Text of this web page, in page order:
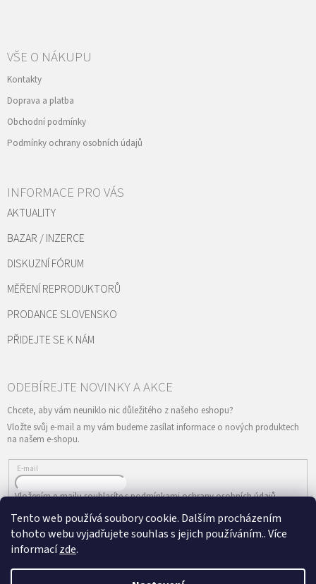
Tento web používá soubory cookie. Dalším procházením
tohoto webu vyjadřujete souhlas s jejich používáním.. Více
informacízde.
VŠE O NÁKUPU
Kontakty
Doprava a platba
Obchodní podmínky
Podmínky ochrany osobních údajů
INFORMACE PRO VÁS
AKTUALITY
BAZAR / INZERCE
DISKUZNÍ FÓRUM
MĚŘENÍ REPRODUKTORŮ
PRODANCE SLOVENSKO
PŘIDEJTE SE K NÁM
Vložte svůj e-mail a my vám budeme zasílat informace o nových produktech
na našem e-shopu.
E-mail
Vložením e-mailu souhlasíte spodmínkami ochrany osobních údajů
PŘIHLÁSIT SE